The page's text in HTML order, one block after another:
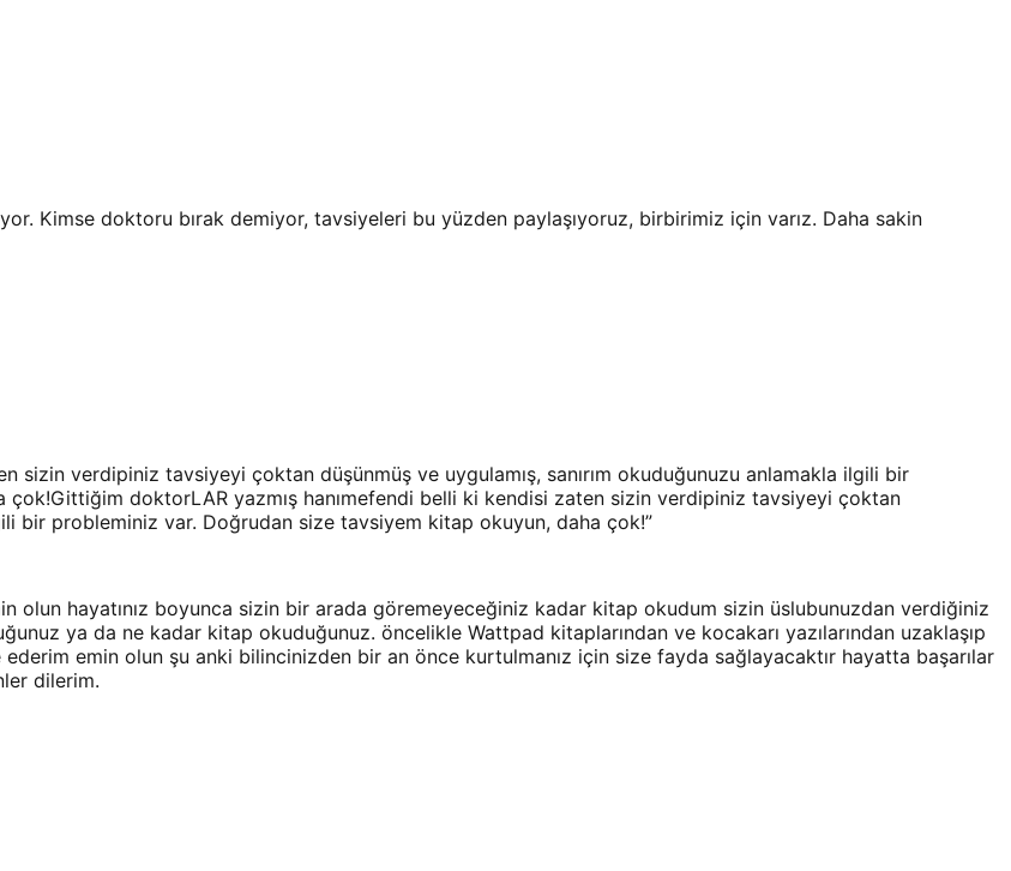
Kimse doktoru bırak demiyor, tavsiyeleri bu yüzden paylaşıyoruz, birbirimiz için varız. Daha sakin
sizin verdipiniz tavsiyeyi çoktan düşünmüş ve uygulamış, sanırım okuduğunuzu anlamakla ilgili bir
doktorLAR yazmış hanımefendi belli ki kendisi zaten sizin verdipiniz tavsiyeyi çoktan
bir probleminiz var. Doğrudan size tavsiyem kitap okuyun, daha çok!”
olun hayatınız boyunca sizin bir arada göremeyeceğiniz kadar kitap okudum sizin üslubunuzdan verdiğiniz
ya da ne kadar kitap okuduğunuz. öncelikle Wattpad kitaplarından ve kocakarı yazılarından uzaklaşıp
emin olun şu anki bilincinizden bir an önce kurtulmanız için size fayda sağlayacaktır hayatta başarılar
dilerim.